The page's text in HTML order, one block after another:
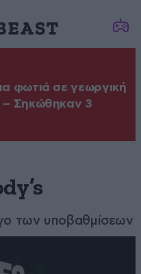
φωτιά σε γεωργική
– Σηκώθηκαν 3
των υποβαθμίσεων